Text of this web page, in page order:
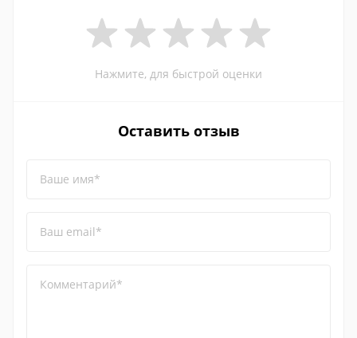
Нажмите, для быстрой оценки
Оставить отзыв
Ваше имя*
Ваш email*
Комментарий*